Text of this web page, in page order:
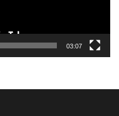
03:07